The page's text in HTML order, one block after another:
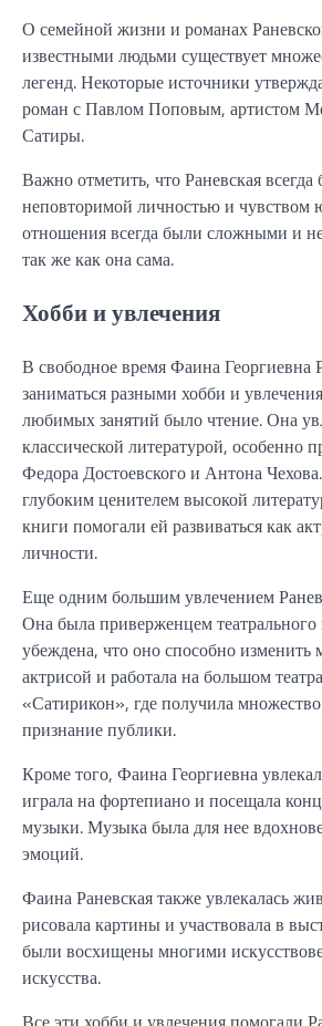
О семейной жизни и романах
известными людьми существует
легенд. Некоторые источники
роман с Павлом Поповым, артистом
Сатиры.
Важно отметить, что Раневская всегда
неповторимой личностью и чувством
отношения всегда были сложными и
так же как она сама.
Хобби и увлечения
В свободное время Фаина Георгиевна
заниматься разными хобби и
любимых занятий было чтение. Она
классической литературой, особенно
Федора Достоевского и Антона
глубоким ценителем высокой
книги помогали ей развиваться как
личности.
Еще одним большим увлечением
Она была приверженцем театрального
убеждена, что оно способно
актрисой и работала на большом
«Сатирикон», где получила
признание публики.
Кроме того, Фаина Георгиевна
играла на фортепиано и посещала
музыки. Музыка была для нее
эмоций.
Фаина Раневская также увлекалась
рисовала картины и участвовала в
были восхищены многими
искусства.